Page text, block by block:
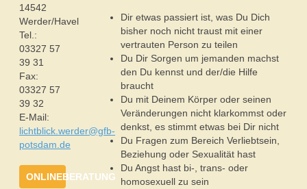
Dir etwas passiert ist, was Du Dich
bisher noch nicht traust mit einer
vertrauten Person zu teilen
Du Dir Sorgen um jemanden machst
den Du kennst und der/die Hilfe
braucht
Du mit Deinem Körper oder seinen
Veränderungen nicht klarkommst oder
denkst, es stimmt etwas bei Dir nicht
Du Fragen zum Bereich Verliebtsein,
Beziehung oder Sexualität hast
Du Angst hast bi-, trans- oder
homosexuell zu sein
14542
Werder/Havel
Tel.:
03327 57
39 31
Fax:
03327 57
39 32
E-Mail:
lichtblick.werder@gfb-
potsdam.de
ONLINEBERATUNG